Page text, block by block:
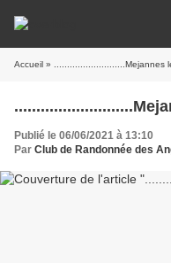
Accueil » ...........................Mejannes
Publié le 06/06/2021 à 13:10
Par Club de Randonnée des